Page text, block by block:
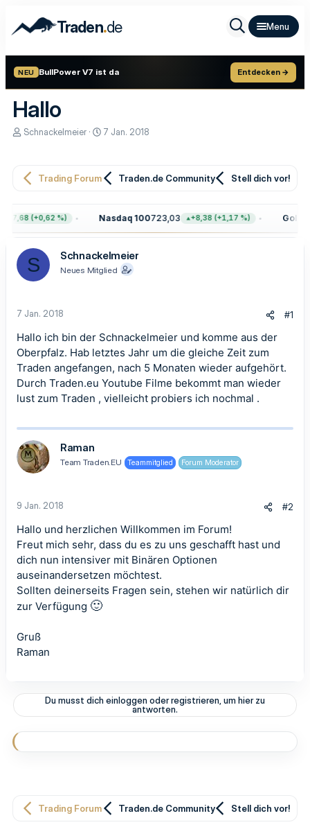
Traden.de
NEU BullPower V7 ist da Entdecken →
Hallo
E
e
r
Schnackelmeier
E
e
a
m
7 Jan. 2018
Trading Forum Traden.de Community Stell dich vor!
(+0,62 %) Nasdaq 100723,03 +8,38 (+1,17 %) Gold
S Schnackelmeier
Neues Mitglied
7 Jan. 2018 #1
Hallo ich bin der Schnackelmeier und komme aus der
Oberpfalz. Hab letztes Jahr um die gleiche Zeit zum
Traden angefangen, nach 5 Monaten wieder aufgehört.
Durch Traden.eu Youtube Filme bekommt man wieder
lust zum Traden , vielleicht probiers ich nochmal .
Raman
Team Traden.EU Teammitglied Forum Moderator
9 Jan. 2018 #2
Hallo und herzlichen Willkommen im Forum!
Freut mich sehr, dass du es zu uns geschafft hast und
dich nun intensiver mit Binären Optionen
auseinandersetzen möchtest.
Sollten deinerseits Fragen sein, stehen wir natürlich dir
zur Verfügung 🙂
Gruß
Raman
Du musst dich einloggen oder registrieren, um hier zu
antworten.
Trading Forum Traden.de Community Stell dich vor!